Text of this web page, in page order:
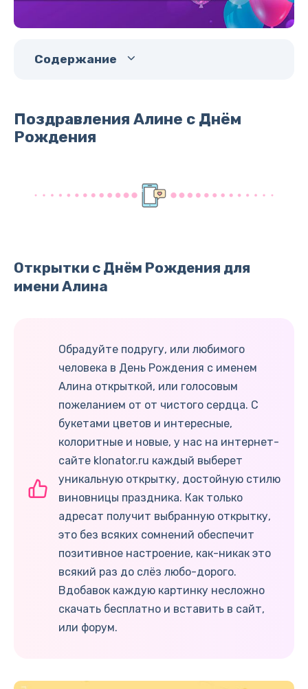
Содержание
Поздравления Алине с Днём
Рождения
Открытки с Днём Рождения для
имени Алина
Обрадуйте подругу, или любимого
человека в День Рождения с именем
Алина открыткой, или голосовым
пожеланием от от чистого сердца. С
букетами цветов и интересные,
колоритные и новые, у нас на интернет-
сайте klonator.ru каждый выберет
уникальную открытку, достойную стилю
виновницы праздника. Как только
адресат получит выбранную открытку,
это без всяких сомнений обеспечит
позитивное настроение, как-никак это
всякий раз до слёз любо-дорого.
Вдобавок каждую картинку несложно
скачать бесплатно и вставить в сайт,
или форум.